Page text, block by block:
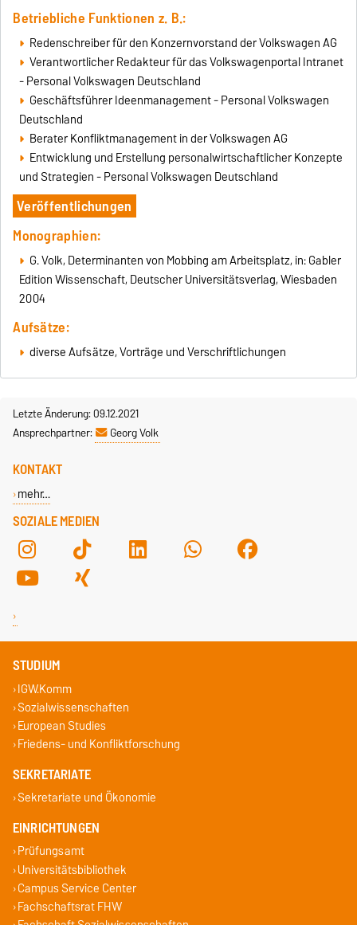
Betriebliche Funktionen z. B.:
Redenschreiber für den Konzernvorstand der Volkswagen AG
Verantwortlicher Redakteur für das Volkswagenportal Intranet
- Personal Volkswagen Deutschland
Geschäftsführer Ideenmanagement - Personal Volkswagen
Deutschland
Berater Konfliktmanagement in der Volkswagen AG
Entwicklung und Erstellung personalwirtschaftlicher Konzepte
und Strategien - Personal Volkswagen Deutschland
Veröffentlichungen
Monographien:
G. Volk, Determinanten von Mobbing am Arbeitsplatz, in: Gabler
Edition Wissenschaft, Deutscher Universitätsverlag, Wiesbaden
2004
Aufsätze:
diverse Aufsätze, Vorträge und Verschriftlichungen
Letzte Änderung: 09.12.2021
Ansprechpartner:
Georg Volk
SOZIALE MEDIEN
KONTAKT
mehr…
STUDIUM
IGW.Komm
Sozialwissenschaften
European Studies
Friedens- und Konfliktforschung
SEKRETARIATE
Sekretariate und Ökonomie
EINRICHTUNGEN
Prüfungsamt
Universitätsbibliothek
Campus Service Center
Fachschaftsrat FHW